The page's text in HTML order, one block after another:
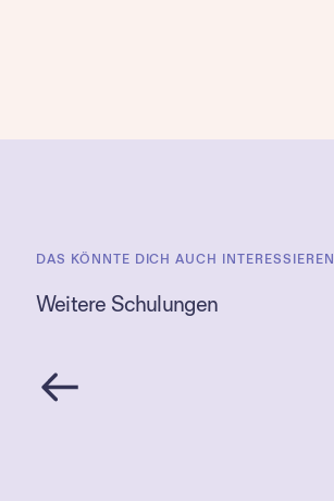
DAS KÖNNTE DICH AUCH INTERESSIEREN
Weitere Schulungen